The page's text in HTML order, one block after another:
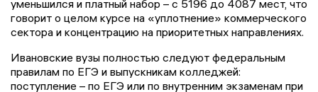
уменьшился и платный набор – с 5196 до 4087 мест, что
говорит о целом курсе на «уплотнение» коммерческого
сектора и концентрацию на приоритетных направлениях.
Ивановские вузы полностью следуют федеральным
правилам по ЕГЭ и выпускникам колледжей:
поступление – по ЕГЭ или по внутренним экзаменам при